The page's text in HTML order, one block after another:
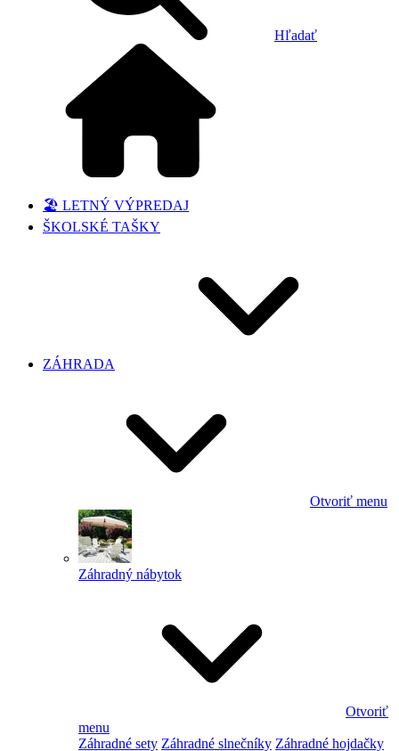
Hľadať
🏖️ LETNÝ VÝPREDAJ
ŠKOLSKÉ TAŠKY
ZÁHRADA
Otvoriť menu
Záhradný nábytok
Otvoriť
menu
Záhradné sety Záhradné slnečníky Záhradné hojdačky